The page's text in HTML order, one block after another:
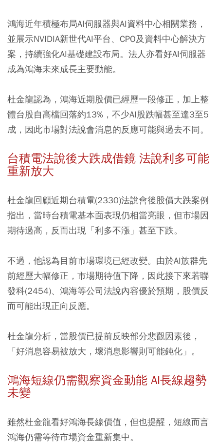
鴻海近年積極布局AI伺服器與AI資料中心相關業務，
並展示NVIDIA新世代AI平台、CPO及資料中心解決方
案，持續強化AI基礎建設布局。法人亦看好AI伺服器
成為鴻海未來成長主要動能。
杜金龍認為，鴻海近期股價已經歷一段修正，加上整
體台股自高檔回落約13%，不少AI股跌幅甚至達3至5
成，因此市場對法說會消息的反應可能與過去不同。
台積電法說後大跌成借鏡 法說利多可能
重新放大
杜金龍回顧近期台積電(2330)法說會後股價大跌案例
指出，當時台積電基本面表現仍相當亮眼，但市場因
期待過高，反而出現「利多不漲」甚至下跌。
不過，他認為目前市場環境已經改變。由於AI族群先
前經歷大幅修正，市場期待值下降，因此接下來若聯
發科(2454)、鴻海等公司法說內容優於預期，股價反
而可能出現正向反應。
杜金龍分析，當股價已提前反映部分悲觀因素後，
「好消息容易被放大，壞消息影響則可能鈍化」。
鴻海短線仍需觀察資金動能 AI長線趨勢
未變
雖然杜金龍看好鴻海長線價值，但也提醒，短線而言
鴻海仍需等待市場資金重新集中。